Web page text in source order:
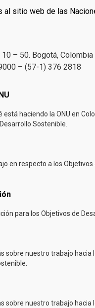
al sitio web de las
– 50. Bogotá, Colombia
– (57-1) 376 2818
está haciendo la ONU en
Sostenible.
en respecto a los Objetivos
para los Objetivos de
sobre nuestro trabajo hacia
sobre nuestro trabajo hacia